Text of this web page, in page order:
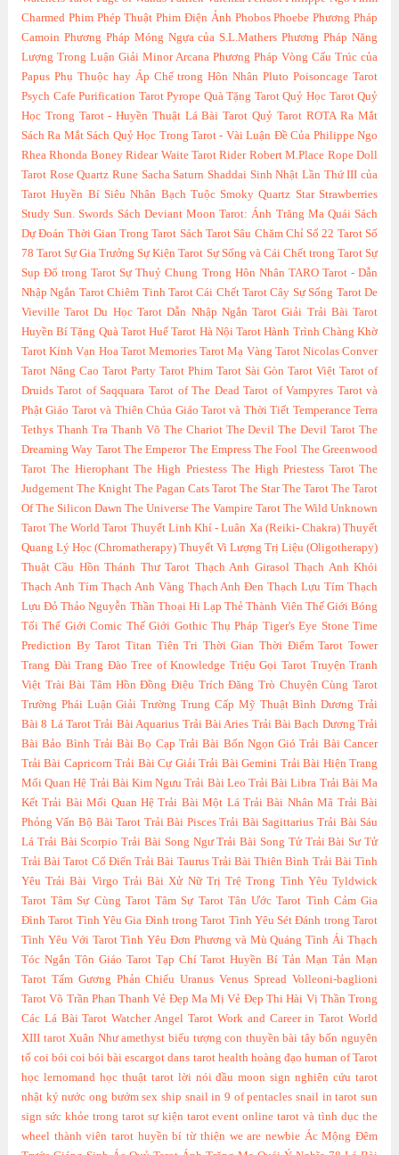
Charmed Phim Phép Thuật Phim Điện Ảnh Phobos Phoebe Phương Pháp
Camoin Phương Pháp Móng Ngựa của S.L.Mathers Phương Pháp Năng
Lượng Trong Luận Giải Minor Arcana Phương Pháp Vòng Cấu Trúc của
Papus Phụ Thuộc hay Áp Chế trong Hôn Nhân Pluto Poisoncage Tarot
Psych Cafe Purification Tarot Pyrope Quà Tặng Tarot Quỷ Học Tarot Quỷ
Học Trong Tarot - Huyền Thuật Lá Bài Tarot Quỷ Tarot ROTA Ra Mắt
Sách Ra Mắt Sách Quỷ Học Trong Tarot - Vài Luận Đề Của Philippe Ngo
Rhea Rhonda Boney Ridear Waite Tarot Rider Robert M.Place Rope Doll
Tarot Rose Quartz Rune Sacha Saturn Shaddai Sinh Nhật Lần Thứ III của
Tarot Huyền Bí Siêu Nhân Bạch Tuộc Smoky Quartz Star Strawberries
Study Sun. Swords Sách Deviant Moon Tarot: Ánh Trăng Ma Quái Sách
Dự Đoán Thời Gian Trong Tarot Sách Tarot Sâu Chăm Chỉ Số 22 Tarot Số
78 Tarot Sự Gia Trưởng Sự Kiện Tarot Sự Sống và Cái Chết trong Tarot Sự
Sụp Đổ trong Tarot Sự Thuỷ Chung Trong Hôn Nhân TARO Tarot - Dẫn
Nhập Ngắn Tarot Chiêm Tinh Tarot Cái Chết Tarot Cây Sự Sống Tarot De
Vieville Tarot Du Học Tarot Dẫn Nhập Ngắn Tarot Giải Trải Bài Tarot
Huyền Bí Tặng Quà Tarot Huế Tarot Hà Nội Tarot Hành Trình Chàng Khờ
Tarot Kính Vạn Hoa Tarot Memories Tarot Mạ Vàng Tarot Nicolas Conver
Tarot Nâng Cao Tarot Party Tarot Phim Tarot Sài Gòn Tarot Việt Tarot of
Druids Tarot of Saqquara Tarot of The Dead Tarot of Vampyres Tarot và
Phật Giáo Tarot và Thiên Chúa Giáo Tarot và Thời Tiết Temperance Terra
Tethys Thanh Tra Thanh Võ The Chariot The Devil The Devil Tarot The
Dreaming Way Tarot The Emperor The Empress The Fool The Greenwood
Tarot The Hierophant The High Priestess The High Priestess Tarot The
Judgement The Knight The Pagan Cats Tarot The Star The Tarot The Tarot
Of The Silicon Dawn The Universe The Vampire Tarot The Wild Unknown
Tarot The World Tarot Thuyết Linh Khí - Luân Xa (Reiki- Chakra) Thuyết
Quang Lý Học (Chromatherapy) Thuyết Vi Lượng Trị Liệu (Oligotherapy)
Thuật Cầu Hồn Thánh Thư Tarot Thạch Anh Girasol Thạch Anh Khói
Thạch Anh Tím Thạch Anh Vàng Thạch Anh Đen Thạch Lựu Tím Thạch
Lựu Đỏ Thảo Nguyễn Thần Thoại Hi Lạp Thẻ Thành Viên Thế Giới Bóng
Tối Thế Giới Comic Thế Giới Gothic Thụ Pháp Tiger's Eye Stone Time
Prediction By Tarot Titan Tiên Tri Thời Gian Thời Điểm Tarot Tower
Trang Đài Trang Đào Tree of Knowledge Triệu Gọi Tarot Truyện Tranh
Việt Trài Bài Tâm Hồn Đồng Điệu Trích Đăng Trò Chuyện Cùng Tarot
Trường Phái Luận Giải Trường Trung Cấp Mỹ Thuật Bình Dương Trải
Bài 8 Lá Tarot Trải Bài Aquarius Trải Bài Aries Trải Bài Bạch Dương Trải
Bài Bảo Bình Trải Bài Bọ Cạp Trải Bài Bốn Ngọn Gió Trải Bài Cancer
Trải Bài Capricorn Trải Bài Cự Giải Trải Bài Gemini Trải Bài Hiện Trang
Mối Quan Hệ Trải Bài Kim Ngưu Trải Bài Leo Trải Bài Libra Trải Bài Ma
Kết Trải Bài Mối Quan Hệ Trải Bài Một Lá Trải Bài Nhân Mã Trải Bài
Phỏng Vấn Bộ Bài Tarot Trải Bài Pisces Trải Bài Sagittarius Trải Bài Sáu
Lá Trải Bài Scorpio Trải Bài Song Ngư Trải Bài Song Tử Trải Bài Sư Tử
Trải Bài Tarot Cổ Điển Trải Bài Taurus Trải Bài Thiên Bình Trải Bài Tình
Yêu Trải Bài Virgo Trải Bài Xử Nữ Trị Trệ Trong Tình Yêu Tyldwick
Tarot Tâm Sự Cùng Tarot Tâm Sự Tarot Tân Ước Tarot Tình Cảm Gia
Đình Tarot Tình Yêu Gia Đình trong Tarot Tình Yêu Sét Đánh trong Tarot
Tình Yêu Với Tarot Tình Yêu Đơn Phương và Mù Quáng Tình Ái Thạch
Tóc Ngắn Tôn Giáo Tarot Tạp Chí Tarot Huyền Bí Tản Mạn Tản Mạn
Tarot Tấm Gương Phản Chiếu Uranus Venus Spread Volleoni-baglioni
Tarot Võ Trần Phan Thanh Vẻ Đẹp Ma Mị Vẻ Đẹp Thi Hài Vị Thần Trong
Các Lá Bài Tarot Watcher Angel Tarot Work and Career in Tarot World
XIII tarot Xuân Như amethyst biểu tượng con thuyền bài tây bốn nguyên
tố coi bói coi bói bài escargot dans tarot health hoàng đạo human of Tarot
học lernomand học thuật tarot lời nói đầu moon sign nghiên cứu tarot
nhật ký nước ong bướm sex ship snail in 9 of pentacles snail in tarot sun
sign sức khỏe trong tarot sự kiện tarot event online tarot và tình dục the
wheel thành viên tarot huyền bí từ thiện we are newbie Ác Mộng Đêm